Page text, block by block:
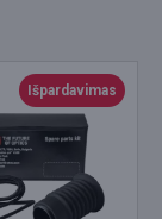
Išpardavimas